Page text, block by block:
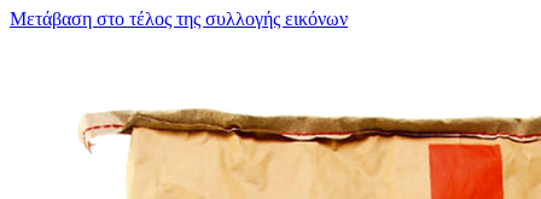
Μετάβαση στο τέλος της συλλογής εικόνων